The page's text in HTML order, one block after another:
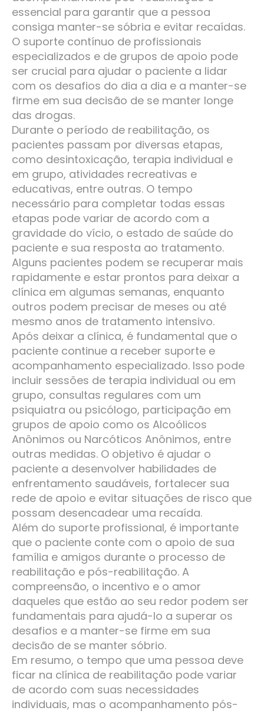
essencial para garantir que a pessoa
consiga manter-se sóbria e evitar recaídas.
O suporte contínuo de profissionais
especializados e de grupos de apoio pode
ser crucial para ajudar o paciente a lidar
com os desafios do dia a dia e a manter-se
firme em sua decisão de se manter longe
das drogas.
Durante o período de reabilitação, os
pacientes passam por diversas etapas,
como desintoxicação, terapia individual e
em grupo, atividades recreativas e
educativas, entre outras. O tempo
necessário para completar todas essas
etapas pode variar de acordo com a
gravidade do vício, o estado de saúde do
paciente e sua resposta ao tratamento.
Alguns pacientes podem se recuperar mais
rapidamente e estar prontos para deixar a
clínica em algumas semanas, enquanto
outros podem precisar de meses ou até
mesmo anos de tratamento intensivo.
Após deixar a clínica, é fundamental que o
paciente continue a receber suporte e
acompanhamento especializado. Isso pode
incluir sessões de terapia individual ou em
grupo, consultas regulares com um
psiquiatra ou psicólogo, participação em
grupos de apoio como os Alcoólicos
Anônimos ou Narcóticos Anônimos, entre
outras medidas. O objetivo é ajudar o
paciente a desenvolver habilidades de
enfrentamento saudáveis, fortalecer sua
rede de apoio e evitar situações de risco que
possam desencadear uma recaída.
Além do suporte profissional, é importante
que o paciente conte com o apoio de sua
família e amigos durante o processo de
reabilitação e pós-reabilitação. A
compreensão, o incentivo e o amor
daqueles que estão ao seu redor podem ser
fundamentais para ajudá-lo a superar os
desafios e a manter-se firme em sua
decisão de se manter sóbrio.
Em resumo, o tempo que uma pessoa deve
ficar na clínica de reabilitação pode variar
de acordo com suas necessidades
individuais, mas o acompanhamento pós-